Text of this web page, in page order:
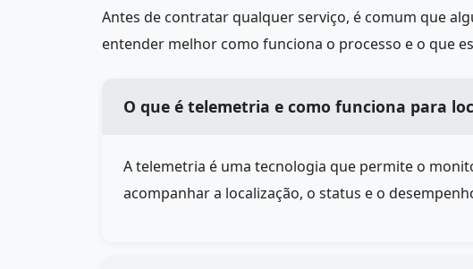
Antes de contratar qualquer serviço, é comum que
entender melhor como funciona o processo e o que
O que é telemetria e como funciona para
A telemetria é uma tecnologia que permite o
acompanhar a localização, o status e o